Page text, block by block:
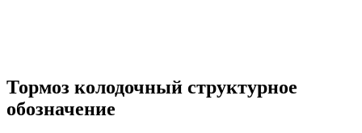
Тормоз колодочный структурное
обозначение